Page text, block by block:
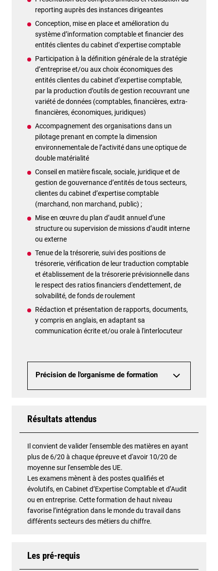
reporting auprès des instances dirigeantes
Conception, mise en place et amélioration du
système d’information comptable et financier des
entités clientes du cabinet d’expertise comptable
Participation à la définition générale de la stratégie
d’entreprise et/ou aux choix économiques des
entités clientes du cabinet d’expertise comptable,
par la production d’outils de gestion recouvrant une
variété de données (comptables, financières, extra-
financières, économiques, juridiques)
Accompagnement des organisations dans un
pilotage prenant en compte la dimension
environnementale de l’activité dans une optique de
double matérialité
Conseil en matière fiscale, sociale, juridique et de
gestion de gouvernance d’entités de tous secteurs,
clientes du cabinet d’expertise comptable
(marchand, non marchand, public) ;
Mise en œuvre du plan d’audit annuel d’une
structure ou supervision de missions d’audit interne
ou externe
Tenue de la trésorerie, suivi des positions de
trésorerie, vérification de leur traduction comptable
et établissement de la trésorerie prévisionnelle dans
le respect des ratios financiers d'endettement, de
solvabilité, de fonds de roulement
Rédaction et présentation de rapports, documents,
y compris en anglais, en adaptant sa
communication écrite et/ou orale à l'interlocuteur
Précision de l'organisme de formation
Résultats attendus
Il convient de valider l'ensemble des matières en ayant
plus de 6/20 à chaque épreuve et d'avoir 10/20 de
moyenne sur l'ensemble des UE.
Les examens mènent à des postes qualifiés et
évolutifs, en Cabinet d’Expertise Comptable et d’Audit
ou en entreprise. Cette formation de haut niveau
favorise l’intégration dans le monde du travail dans
différents secteurs des métiers du chiffre.
Les pré-requis